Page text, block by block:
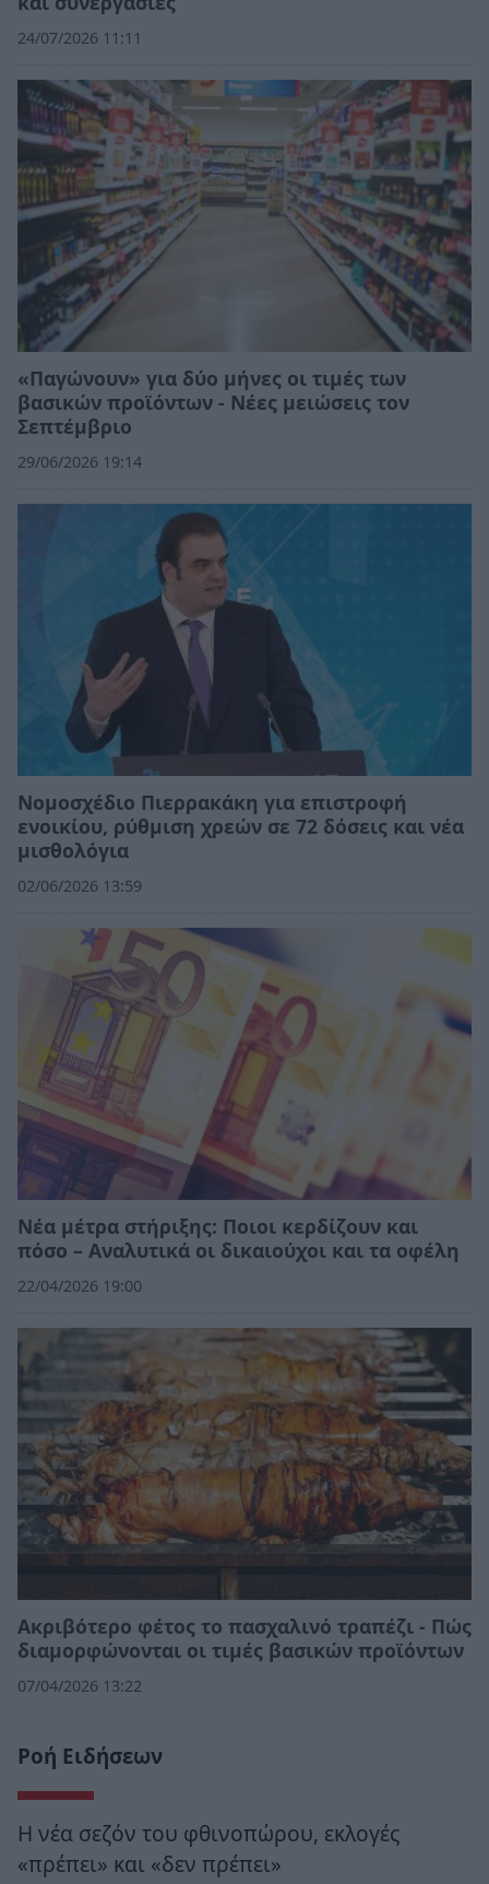
24/07/2026 11:11
«Παγώνουν» για δύο μήνες οι τιμές των
βασικών προϊόντων - Νέες μειώσεις τον
Σεπτέμβριο
29/06/2026 19:14
Νομοσχέδιο Πιερρακάκη για επιστροφή
ενοικίου, ρύθμιση χρεών σε 72 δόσεις και νέα
μισθολόγια
02/06/2026 13:59
Νέα μέτρα στήριξης: Ποιοι κερδίζουν και
πόσο – Αναλυτικά οι δικαιούχοι και τα οφέλη
22/04/2026 19:00
Ακριβότερο φέτος το πασχαλινό τραπέζι - Πώς
διαμορφώνονται οι τιμές βασικών προϊόντων
07/04/2026 13:22
Ροή Ειδήσεων
Η νέα σεζόν του φθινοπώρου, εκλογές
«πρέπει» και «δεν πρέπει»